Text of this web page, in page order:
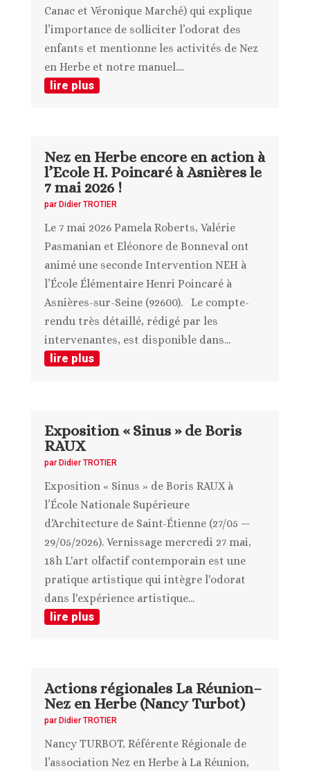
Canac et Véronique Marché) qui explique
l’importance de solliciter l’odorat des
enfants et mentionne les activités de Nez
en Herbe et notre manuel....
lire plus
Nez en Herbe encore en action à
l’Ecole H. Poincaré à Asnières le
7 mai 2026 !
par Didier TROTIER
Le 7 mai 2026 Pamela Roberts, Valérie
Pasmanian et Eléonore de Bonneval ont
animé une seconde Intervention NEH à
l’École Élémentaire Henri Poincaré à
Asnières-sur-Seine (92600). Le compte-
rendu très détaillé, rédigé par les
intervenantes, est disponible dans...
lire plus
Exposition « Sinus » de Boris
RAUX
par Didier TROTIER
Exposition « Sinus » de Boris RAUX à
l’École Nationale Supérieure
d'Architecture de Saint-Étienne (27/05 —
29/05/2026). Vernissage mercredi 27 mai,
18h L'art olfactif contemporain est une
pratique artistique qui intègre l'odorat
dans l'expérience artistique...
lire plus
Actions régionales La Réunion–
Nez en Herbe (Nancy Turbot)
par Didier TROTIER
Nancy TURBOT, Référente Régionale de
l’association Nez en Herbe à La Réunion,